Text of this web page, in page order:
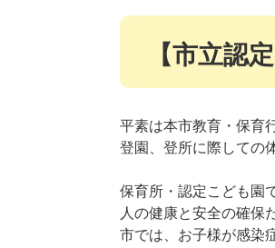
【市立認
平素は本市教育・保育
登園、登所に際しての
保育所・認定こども園
人の健康と安全の確保
市では、お子様が感染